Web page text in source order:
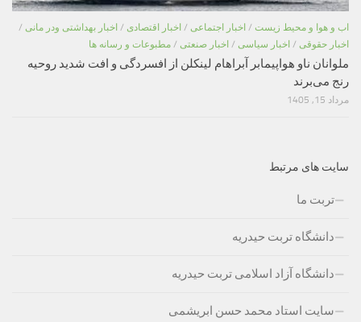
اب و هوا و محیط زیست / اخبار اجتماعی / اخبار اقتصادی / اخبار بهداشتی ودر مانی /
اخبار حقوقی / اخبار سیاسی / اخبار صنعتی / مطبوعات و رسانه ها
ملوانان ناو هواپیمابر آبراهام لینکلن از افسردگی و افت شدید روحیه
رنج می‌برند
مرداد 15, 1405
سایت های مرتبط
تربت ما
دانشگاه تربت حیدریه
دانشگاه آزاد اسلامی تربت حیدریه
سایت استاد محمد حسن ابریشمی